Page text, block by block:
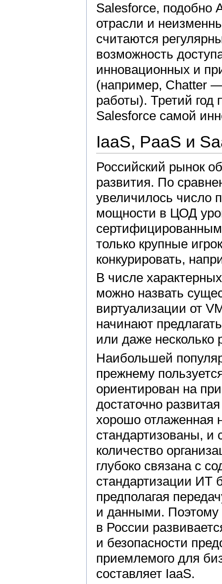
Salesforce, подобно
отрасли и
считаются
возможность
инновационных и
(например, Chatter —
работы). Третий
Salesforce самой
IaaS, PaaS и
Российский рынок
развития. По
увеличилось число
мощности в ЦОД
только крупные
конкурировать,
В числе
можно назвать
виртуализации от
начинают
или даже
Наибольшей
прежнему
ориентирован на
достаточно
хорошо отлаженная
стандартизованы, и
количество
глубоко связана с
стандартизации ИТ
предполагая
и данными. Поэтому
в России
и безопасности
приемлемого для
составляет IaaS.